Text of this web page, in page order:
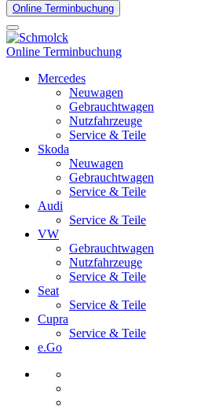
Online Terminbuchung
Online Terminbuchung
Mercedes
Neuwagen
Gebrauchtwagen
Nutzfahrzeuge
Service & Teile
Skoda
Neuwagen
Gebrauchtwagen
Service & Teile
Audi
Service & Teile
VW
Gebrauchtwagen
Nutzfahrzeuge
Service & Teile
Seat
Service & Teile
Cupra
Service & Teile
e.Go